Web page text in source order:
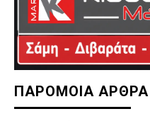
ΠΑΡΟΜΟΙΑ ΑΡΘΡΑ